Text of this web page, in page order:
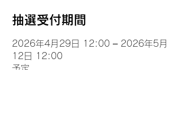
抽選受付期間
2026年4月29日 12:00 – 2026年5月
12日 12:00
予定